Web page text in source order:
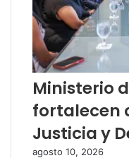
Ministerio
fortalecen
Justicia y
agosto 10, 2026